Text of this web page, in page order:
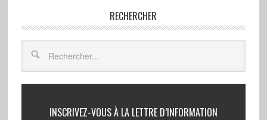
RECHERCHER
INSCRIVEZ-VOUS À LA LETTRE D’INFORMATION